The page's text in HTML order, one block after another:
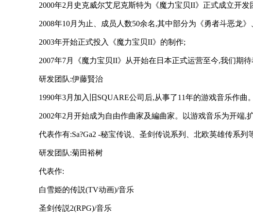
2000年2月史克威尔艾尼克斯特为《魔力宝贝II》正式成立开发
2008年10月为止、成员人数50余名,其中部分为《勇者斗恶龙
2003年开始正式投入《魔力宝贝II》的制作;
2007年7月《魔力宝贝II》从开始在日本正式运营至今,我们期
研发团队:伊藤賢治
1990年3月加入旧SQUARE公司后,从事了11年的游戏音乐作曲。
2002年2月开始成为自由作曲家及編曲家。以游戏音乐为开端,
代表作有:Sa?Ga2 -秘宝传说、圣剑传说系列、北欧英雄传系列
研发团队:菊田裕树
代表作:
白雪姫的传説(TV动画)/音乐
圣剑传説2(RPG)/音乐